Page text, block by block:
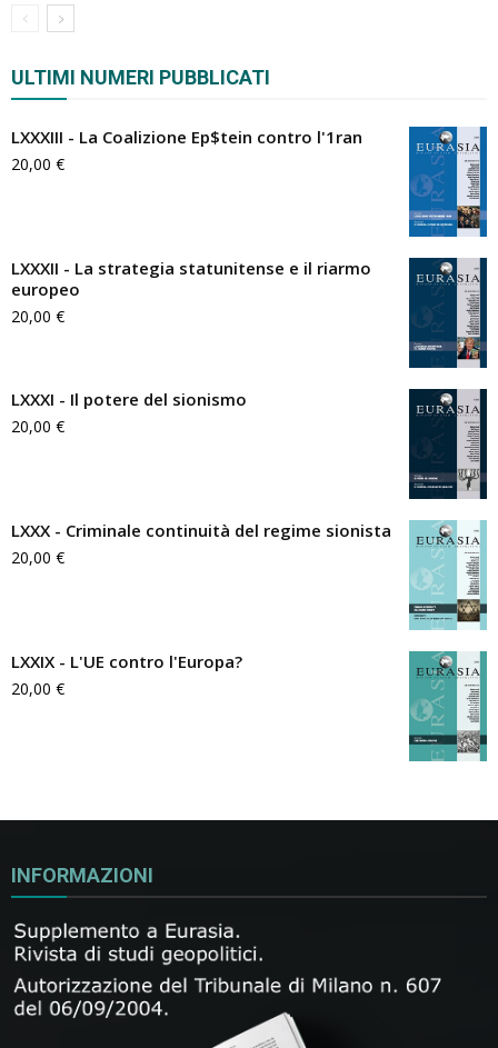
ULTIMI NUMERI PUBBLICATI
LXXXIII - La Coalizione Ep$tein contro l'1ran
20,00 €
LXXXII - La strategia statunitense e il riarmo
europeo
20,00 €
LXXXI - Il potere del sionismo
20,00 €
LXXX - Criminale continuità del regime sionista
20,00 €
LXXIX - L'UE contro l'Europa?
20,00 €
INFORMAZIONI